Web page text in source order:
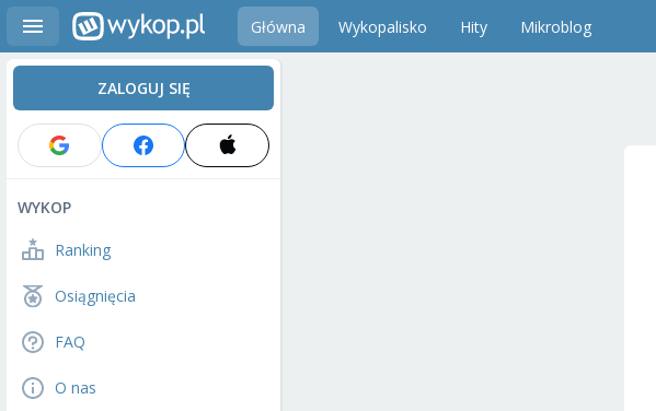
Główna Wykopalisko Hity Mikroblog
ZALOGUJ SIĘ
WYKOP
Ranking
Osiągnięcia
FAQ
O nas